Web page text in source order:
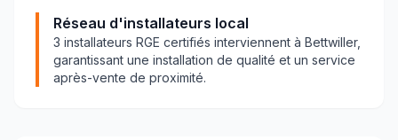
Réseau d'installateurs local
3 installateurs RGE certifiés interviennent à Bettwiller,
garantissant une installation de qualité et un service
après-vente de proximité.